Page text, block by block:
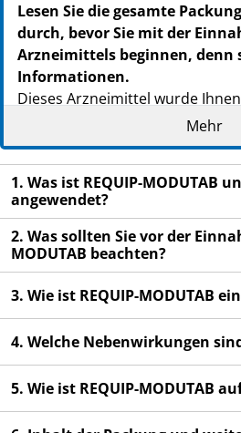
Lesen Sie die gesamte
durch, bevor Sie mit der
Arzneimittels beginnen,
Informationen.
Dieses Arzneimittel wurde
verschrieben. Geben Sie es
kann anderen Menschen
die gleichen Beschwerden
Heben Sie die Packungsbeilage
Sie diese später nochmals lesen.
Wenn Sie weitere Fragen haben,
Ihren Arzt oder Apotheker.
Wenn Sie Nebenwirkungen
sich an Ihren Arzt oder
für Nebenwirkungen, die
Packungsbeilage angegeben
4.
Mehr
1. Was ist REQUIP-MODUTAB
angewendet?
2. Was sollten Sie vor der
MODUTAB beachten?
3. Wie ist REQUIP-MODUTAB
4. Welche Nebenwirkungen
5. Wie ist REQUIP-MODUTAB